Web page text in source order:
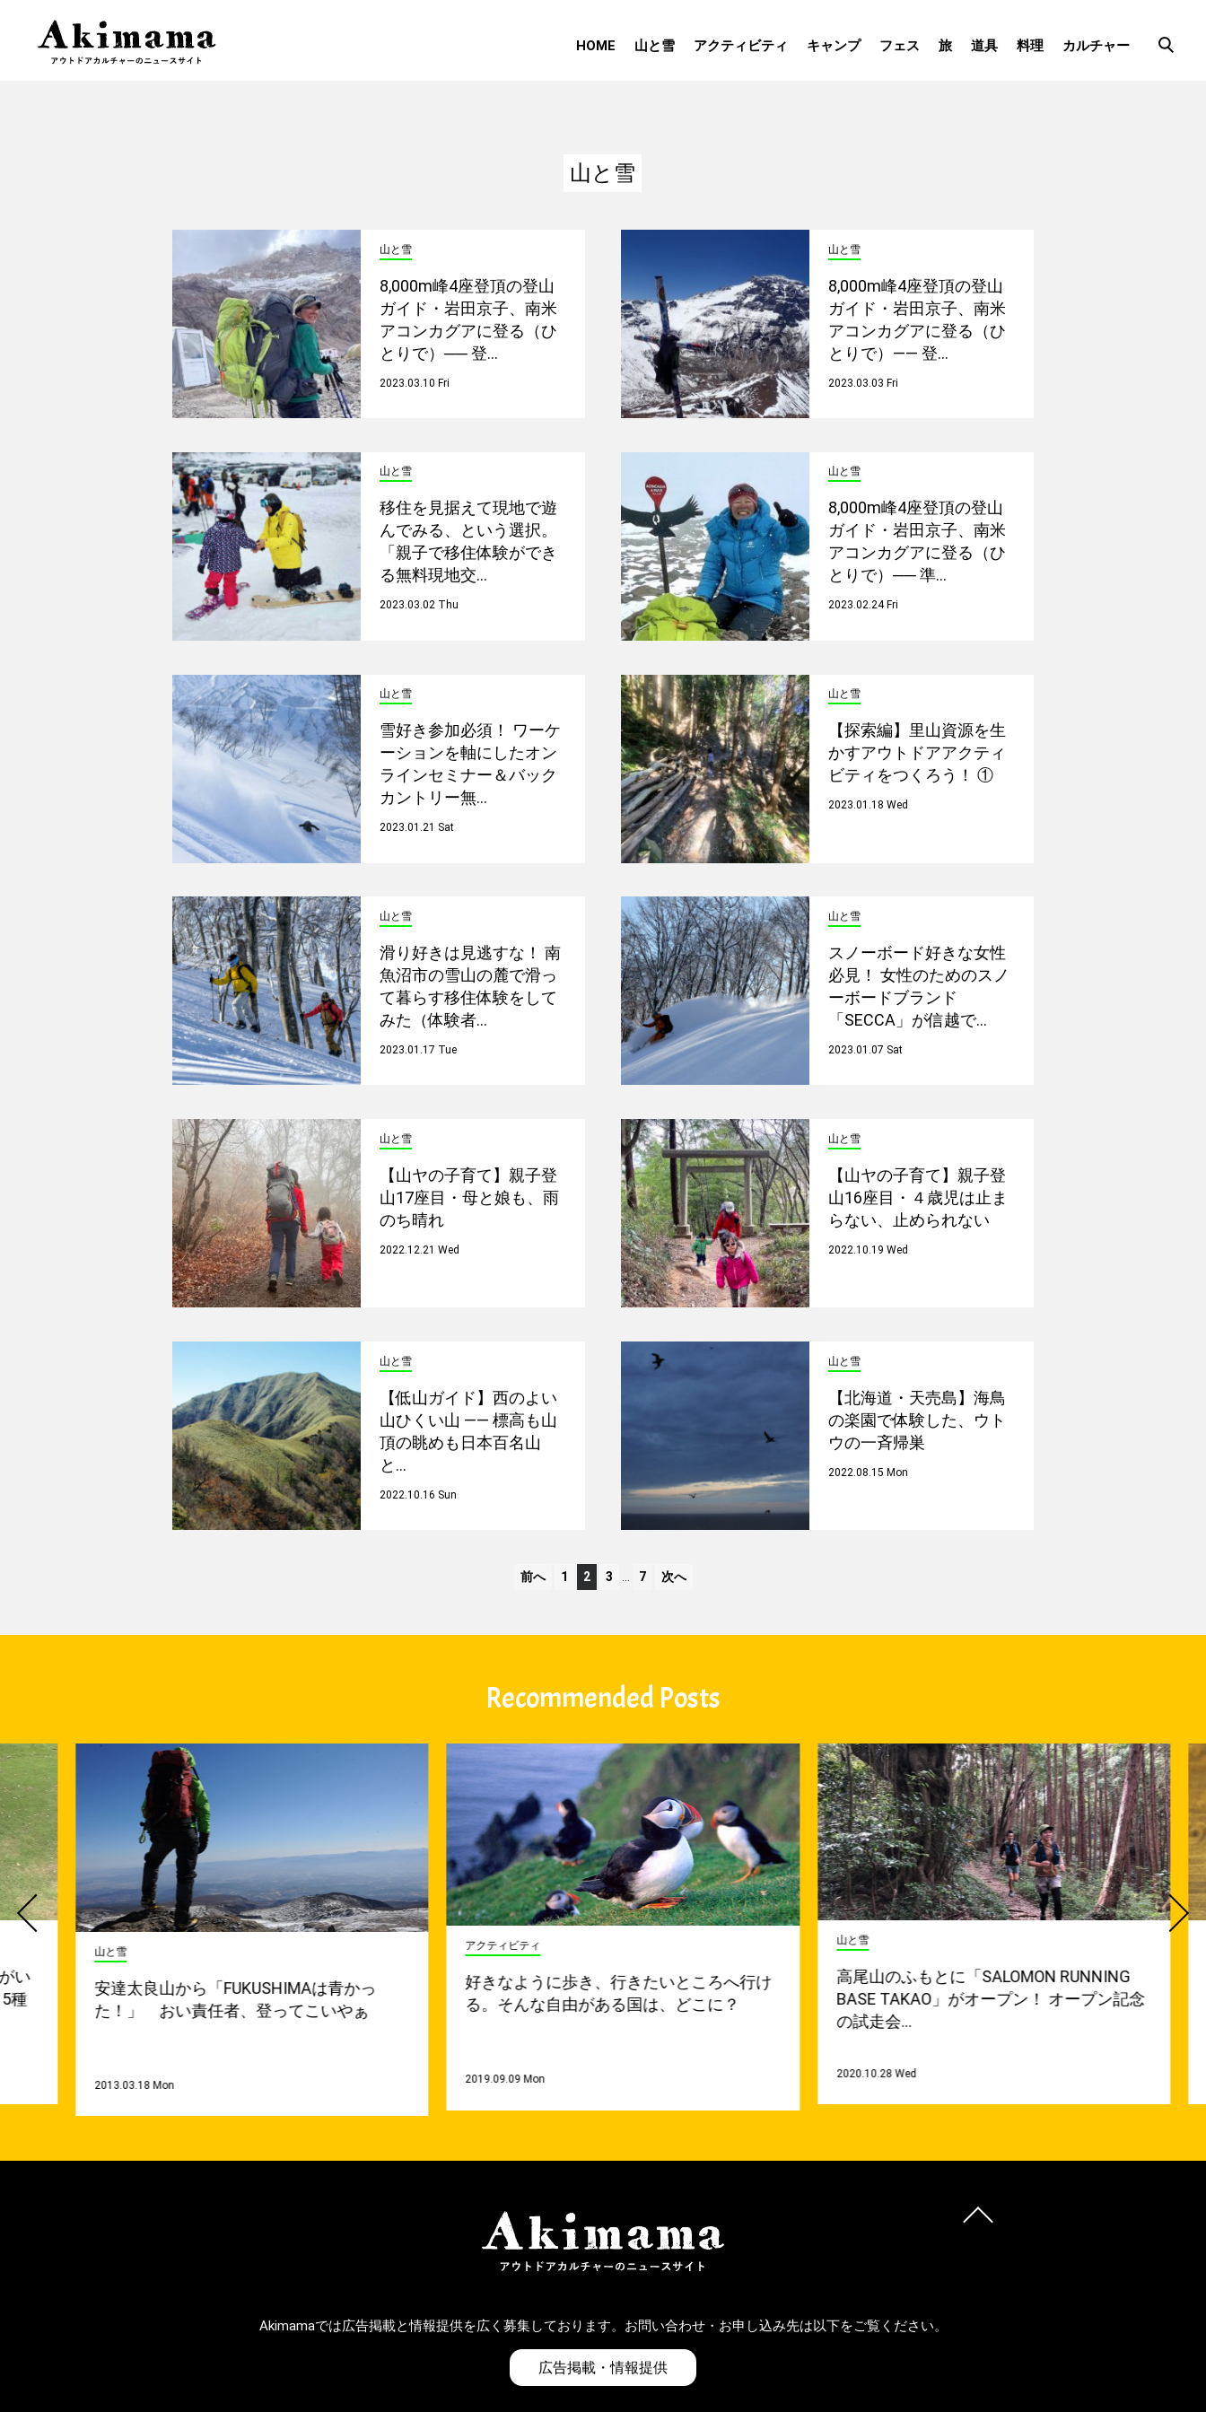
HOME 山と雪 アクティビティ キャンプ フェス 旅 道具 料理 カルチャー
山と雪
山と雪
8,000m峰4座登頂の登山
ガイド・岩田京子、南米
アコンカグアに登る（ひ
とりで）── 登…
2023.03.10 Fri
山と雪
8,000m峰4座登頂の登山
ガイド・岩田京子、南米
アコンカグアに登る（ひ
とりで）—— 登…
2023.03.03 Fri
山と雪
移住を見据えて現地で遊
んでみる、という選択。
「親子で移住体験ができ
る無料現地交…
2023.03.02 Thu
山と雪
8,000m峰4座登頂の登山
ガイド・岩田京子、南米
アコンカグアに登る（ひ
とりで）── 準…
2023.02.24 Fri
山と雪
雪好き参加必須！ ワーケ
ーションを軸にしたオン
ラインセミナー＆バック
カントリー無…
2023.01.21 Sat
山と雪
【探索編】里山資源を生
かすアウトドアアクティ
ビティをつくろう！ ①
2023.01.18 Wed
山と雪
滑り好きは見逃すな！ 南
魚沼市の雪山の麓で滑っ
て暮らす移住体験をして
みた（体験者…
2023.01.17 Tue
山と雪
スノーボード好きな女性
必見！ 女性のためのスノ
ーボードブランド
「SECCA」が信越で…
2023.01.07 Sat
山と雪
【山ヤの子育て】親子登
山17座目・母と娘も、雨
のち晴れ
2022.12.21 Wed
山と雪
【山ヤの子育て】親子登
山16座目・４歳児は止ま
らない、止められない
2022.10.19 Wed
山と雪
【低山ガイド】西のよい
山ひくい山 —— 標高も山
頂の眺めも日本百名山
と…
2022.10.16 Sun
山と雪
【北海道・天売島】海鳥
の楽園で体験した、ウト
ウの一斉帰巣
2022.08.15 Mon
前へ 1 2 3 7 次へ
Recommended Posts
山と雪
安達太良山から「FUKUSHIMAは青かっ
た！」 おい責任者、登ってこいやぁ
2013.03.18 Mon
アクティビティ
好きなように歩き、行きたいところへ行け
る。そんな自由がある国は、どこに？
2019.09.09 Mon
山と雪
高尾山のふもとに「SALOMON RUNNING
BASE TAKAO」がオープン！ オープン記念
の試走会…
2020.10.28 Wed
Akimamaでは広告掲載と情報提供を広く募集しております。お問い合わせ・お申し込み先は以下をご覧ください。
広告掲載・情報提供